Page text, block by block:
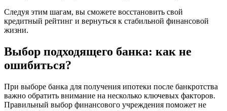
Следуя этим шагам, вы сможете восстановить свой
кредитный рейтинг и вернуться к стабильной финансовой
жизни.
Выбор подходящего банка: как не
ошибиться?
При выборе банка для получения ипотеки после банкротства
важно обратить внимание на несколько ключевых факторов.
Правильный выбор финансового учреждения поможет не